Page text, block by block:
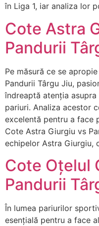
în Liga 1, iar analiza lor
Cote Astra
Pandurii
Pe măsură ce se
Pandurii Târgu Jiu,
îndreaptă atenția
pariuri. Analiza acestor
excelentă pentru a face
Cote Astra Giurgiu vs
echipelor Astra Giurgiu,
Cote Oțelul
Pandurii
În lumea pariurilor
esențială pentru a face